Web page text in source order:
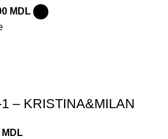
MDL
– KRISTINA&MILAN
MDL